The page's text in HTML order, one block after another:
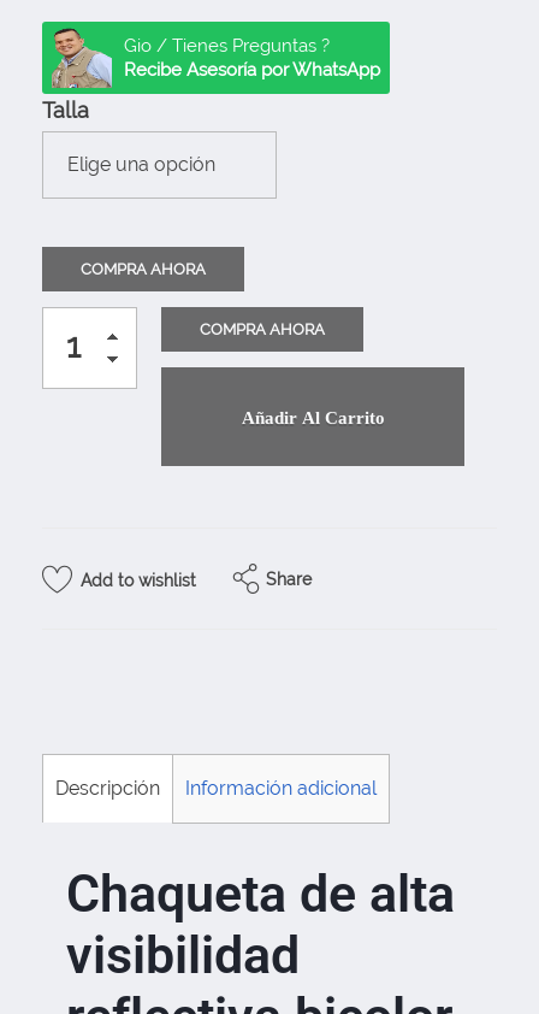
Gio / Tienes Preguntas ?
Recibe Asesoría por WhatsApp
Talla
Añadir Al Carrito
Add to wishlist Share
Descripción Información adicional
Chaqueta de alta
visibilidad